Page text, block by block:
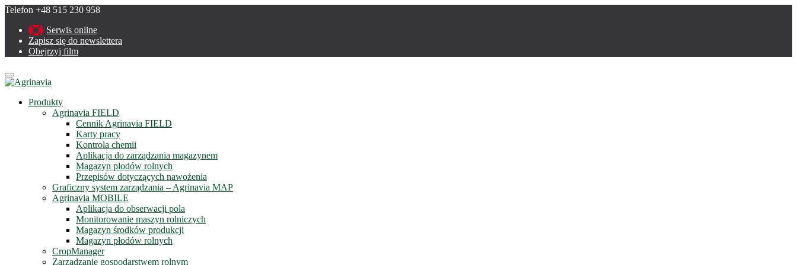
Telefon +48 515 230 958
Serwis online
Zapisz się do newslettera
Obejrzyj film
Menu
Produkty
Agrinavia FIELD
Cennik Agrinavia FIELD
Karty pracy
Kontrola chemii
Aplikacja do zarządzania magazynem
Magazyn płodów rolnych
Przepisów dotyczących nawożenia
Graficzny system zarządzania – Agrinavia MAP
Agrinavia MOBILE
Aplikacja do obserwacji pola
Monitorowanie maszyn rolniczych
Magazyn środków produkcji
Magazyn płodów rolnych
CropManager
Zarządzanie gospodarstwem rolnym